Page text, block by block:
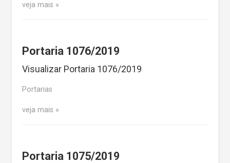
veja mais
Portaria 1076/2019
Visualizar Portaria 1076/2019
Portarias
veja mais
Portaria 1075/2019